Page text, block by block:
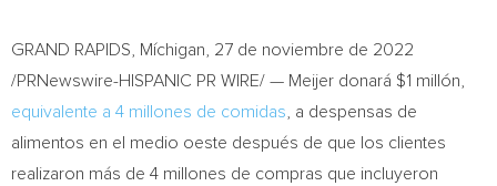
GRAND RAPIDS , Míchigan
27 de noviembre de 2022
/PRNewswire-HISPANIC PR WIRE/ — Meijer donará $1 millón,
equivalente a 4 millones de comidas , a despensas de
alimentos en el medio oeste después de que los clientes
realizaron más de 4 millones de compras que incluyeron